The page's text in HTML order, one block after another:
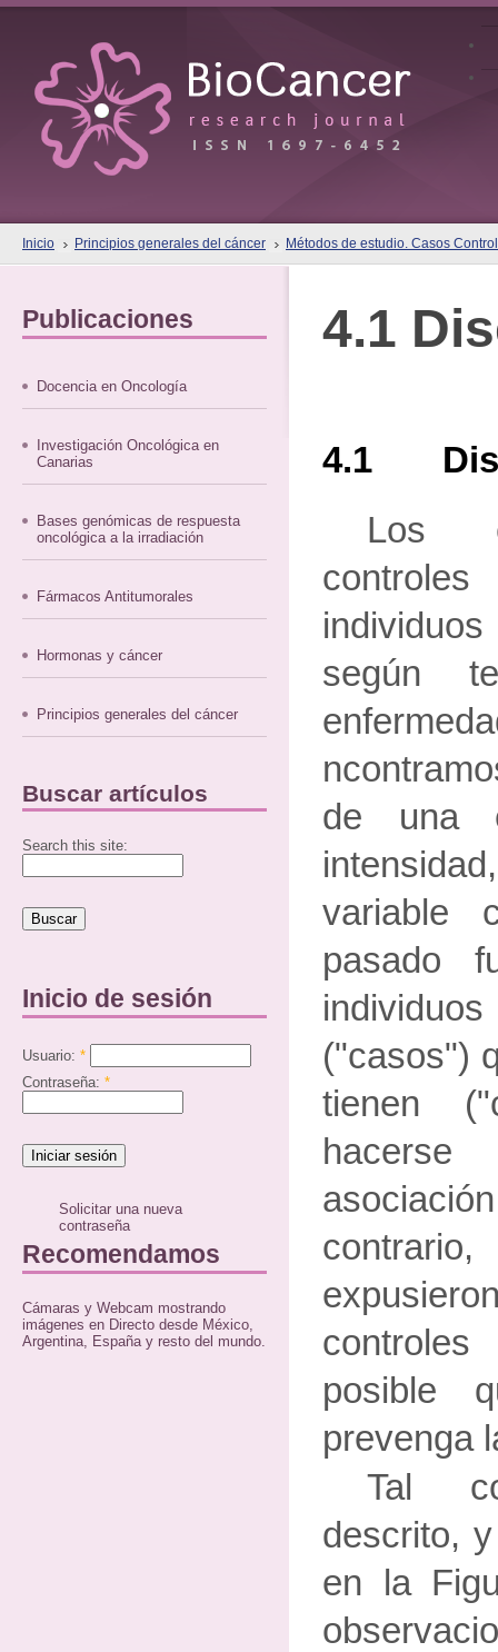
Inicio Principios generales del cáncer Métodos de estudio. Casos
Publicaciones
Docencia en Oncología
Investigación Oncológica en
Canarias
Bases genómicas de respuesta
oncológica a la irradiación
Fármacos Antitumorales
Hormonas y cáncer
Principios generales del cáncer
Buscar artículos
Search this site:
Inicio de sesión
Usuario: *
Contraseña: *
Solicitar una nueva
contraseña
Recomendamos
Cámaras y Webcam mostrando
imágenes en Directo desde México,
Argentina, España y resto del mundo.
4.1
4.1
Los
según
de una
variable
pasado
("casos")
tienen
posible
prevenga
Tal
descrito,
en la